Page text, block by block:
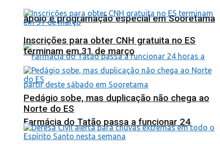
apoio e programação especial em Sooretama
Farmácia do Tatão passa a funcionar 24
Inscrições para obter CNH gratuita no ES
terminam em 31 de março
Pedágio sobe, mas duplicação não chega ao
Norte do ES